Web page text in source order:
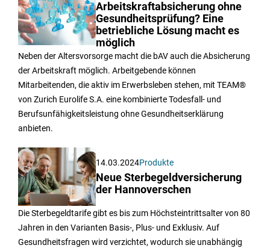
Arbeitskraftabsicherung ohne
Gesundheitsprüfung? Eine
betriebliche Lösung macht es
möglich
Neben der Altersvorsorge macht die bAV auch die Absicherung
der Arbeitskraft möglich. Arbeitgebende können
Mitarbeitenden, die aktiv im Erwerbsleben stehen, mit TEAM®
von Zurich Eurolife S.A. eine kombinierte Todesfall- und
Berufsunfähigkeitsleistung ohne Gesundheitserklärung
anbieten.
14.03.2024Produkte
Neue Sterbegeldversicherung
der Hannoverschen
Die Sterbegeldtarife gibt es bis zum Höchsteintrittsalter von 80
Jahren in den Varianten Basis-, Plus- und Exklusiv. Auf
Gesundheitsfragen wird verzichtet, wodurch sie unabhängig